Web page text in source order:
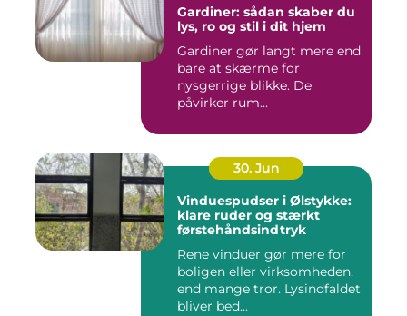
Gardiner: sådan skaber du
lys, ro og stil i dit hjem
Gardiner gør langt mere end
bare at skærme for
nysgerrige blikke. De
påvirker rum...
30. Jun
Vinduespudser i Ølstykke:
klare ruder og stærkt
førstehåndsindtryk
Rene vinduer gør mere for
boligen eller virksomheden,
end mange tror. Lysindfaldet
bliver bed...